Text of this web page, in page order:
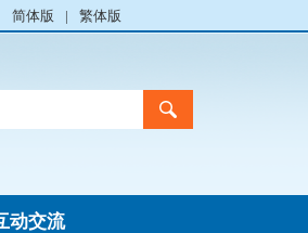
简体版 | 繁体版
动交流